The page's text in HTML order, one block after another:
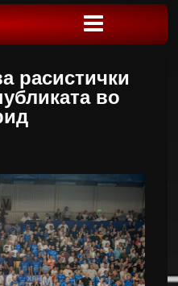
расистички
во